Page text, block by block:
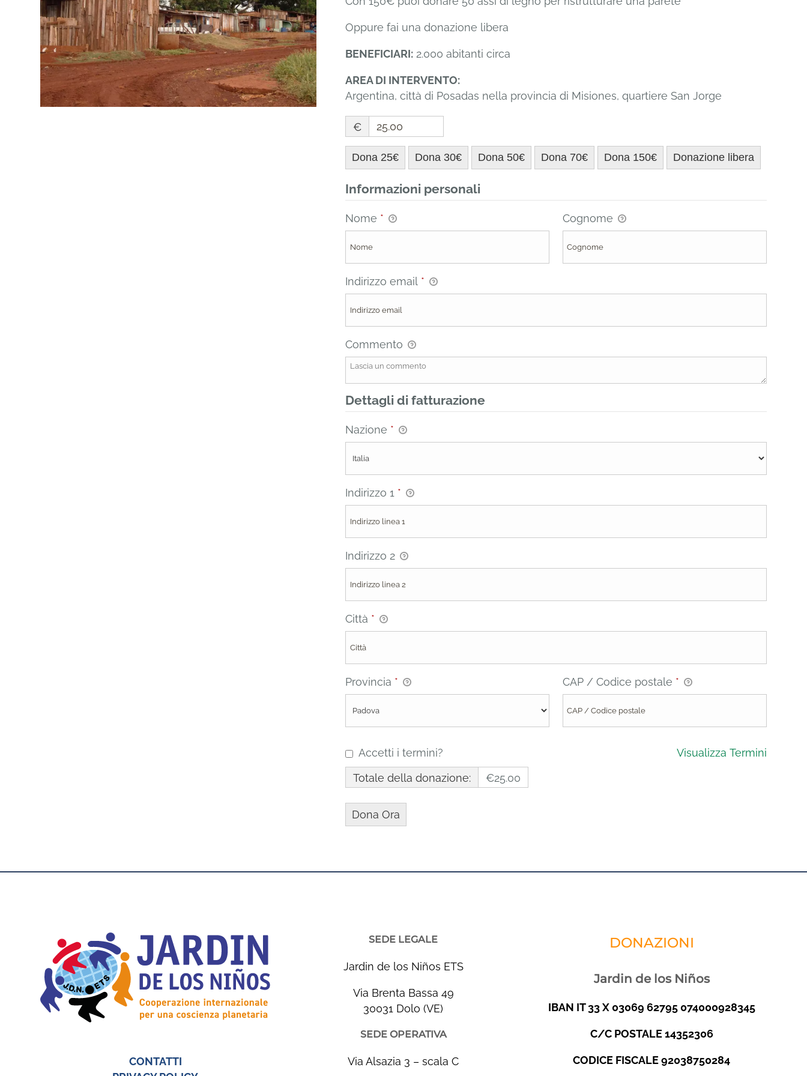
Oppure fai una donazione libera
BENEFICIARI: 2.000 abitanti circa
AREA DI INTERVENTO:
Argentina, città di Posadas nella provincia di Misiones, quartiere San Jorge
€
Dona 25€ Dona 30€ Dona 50€ Dona 70€ Dona 150€ Donazione libera
Informazioni personali
Nome * Cognome
Indirizzo email *
Commento
Dettagli di fatturazione
Nazione *
Indirizzo 1 *
Indirizzo 2
Città *
Provincia * CAP / Codice postale *
Visualizza Termini
Accetti i termini?
Totale della donazione:
€25.00
CONTATTI
SEDE LEGALE
Jardin de los Niños ETS
Via Brenta Bassa 49
30031 Dolo (VE)
SEDE OPERATIVA
Via Alsazia 3 – scala C
DONAZIONI
Jardin de los Niños
IBAN IT 33 X 03069 62795 074000928345
C/C POSTALE 14352306
CODICE FISCALE 92038750284